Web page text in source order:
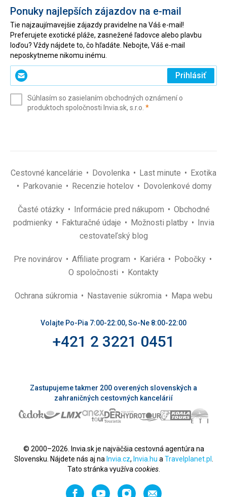
Ponuky najlepších zájazdov na e-mail
Tie najzaujímavejšie zájazdy pravidelne na Váš e-mail!
Preferujete exotické pláže, zasnežené ľadovce alebo plavbu
loďou? Vždy nájdete to, čo hľadáte. Nebojte, Váš e-mail
neposkytneme nikomu inému.
Zadajte
svoj
(povinné)
Prihlásiť
Súhlasím so zasielaním obchodných oznámení o
produktoch spoločnosti Invia.sk, s.r.o. *(povinné)
Cestovné kancelárie Dovolenka Last minute
Exotika
Parkovanie
Recenzie hotelov Dovolenkové domy
Časté otázky Informácie pred nákupom
Obchodné
podmienky
Fakturačné údaje Možnosti platby
Invia
cestovateľský blog
Pre novinárov Affiliate program Kariéra
Pobočky
O spoločnosti
Kontakty
Ochrana súkromia Nastavenie súkromia Mapa webu
Volajte Po-Pia 7:00-22:00, So-Ne 8:00-22:00
+421 2 3221 0451
Zastupujeme takmer 200 overených slovenských a
zahraničných cestovných kancelárií
© 2000–2026. Invia.sk je najväčšia cestovná agentúra na
Slovensku. Nájdete nás aj na Invia.cz, Invia.hu a Travelplanet.pl
Tato stránka využíva cookies.